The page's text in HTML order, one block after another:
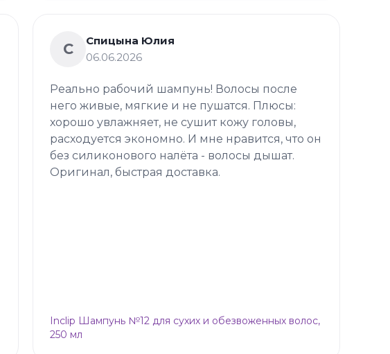
С
Спицына Юлия
06.06.2026
Реально рабочий шампунь! Волосы после
него живые, мягкие и не пушатся. Плюсы:
хорошо увлажняет, не сушит кожу головы,
расходуется экономно. И мне нравится, что он
без силиконового налёта - волосы дышат.
Оригинал, быстрая доставка.
Inclip Шампунь №12 для сухих и обезвоженных волос,
250 мл